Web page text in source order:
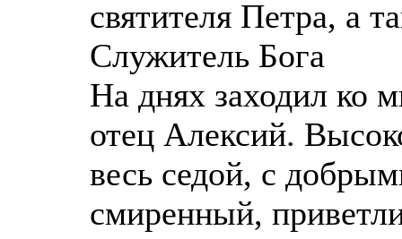
святителя Петра, а
Служитель Бога
На днях заходил ко
отец Алексий.
весь седой, с
смиренный,